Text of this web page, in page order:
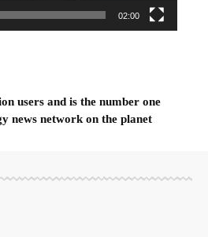
02:00
users and is the number one
news network on the planet